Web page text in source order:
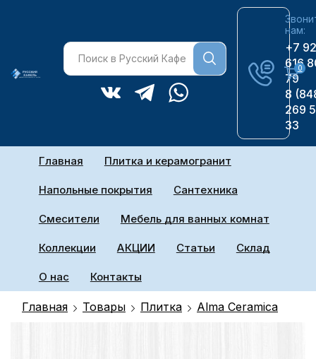
нам:
+7
616
79
8
269
33
0
Главная Плитка и керамогранит
Напольные покрытия Сантехника
Смесители Мебель для ванных комнат
Коллекции АКЦИИ Статьи Склад
О нас Контакты
Главная Товары Плитка Alma Ceramica